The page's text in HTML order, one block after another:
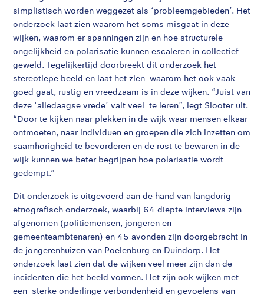
simplistisch worden weggezet als ‘probleemgebieden’. Het
onderzoek laat zien waarom het soms misgaat in deze
wijken, waarom er spanningen zijn en hoe structurele
ongelijkheid en polarisatie kunnen escaleren in collectief
geweld. Tegelijkertijd doorbreekt dit onderzoek het
stereotiepe beeld en laat het zien waarom het ook vaak
goed gaat, rustig en vreedzaam is in deze wijken. “Juist van
deze ‘alledaagse vrede’ valt veel te leren”, legt Slooter uit.
“Door te kijken naar plekken in de wijk waar mensen elkaar
ontmoeten, naar individuen en groepen die zich inzetten om
saamhorigheid te bevorderen en de rust te bewaren in de
wijk kunnen we beter begrijpen hoe polarisatie wordt
gedempt.”
Dit onderzoek is uitgevoerd aan de hand van langdurig
etnografisch onderzoek, waarbij 64 diepte interviews zijn
afgenomen (politiemensen, jongeren en
gemeenteambtenaren) en 45 avonden zijn doorgebracht in
de jongerenhuizen van Poelenburg en Duindorp. Het
onderzoek laat zien dat de wijken veel meer zijn dan de
incidenten die het beeld vormen. Het zijn ook wijken met
een sterke onderlinge verbondenheid en gevoelens van